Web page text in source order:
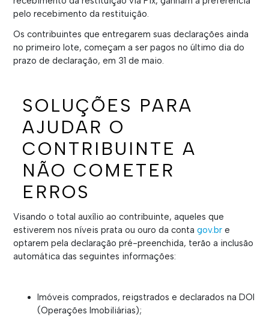
pelo recebimento da restituição.
Os contribuintes que entregarem suas declarações ainda
no primeiro lote, começam a ser pagos no último dia do
prazo de declaração, em 31 de maio.
SOLUÇÕES PARA
AJUDAR O
CONTRIBUINTE A
NÃO COMETER
ERROS
Visando o total auxílio ao contribuinte, aqueles que
estiverem nos níveis prata ou ouro da conta gov.br e
optarem pela declaração pré-preenchida, terão a inclusão
automática das seguintes informações:
Imóveis comprados, reigstrados e declarados na DOI
(Operações Imobiliárias);